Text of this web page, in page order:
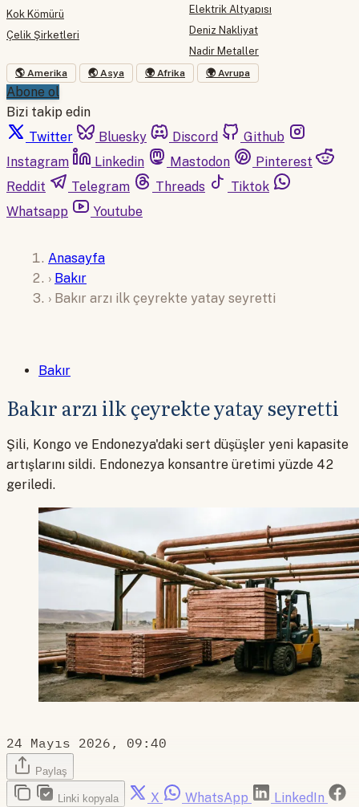
Kok Kömürü
Çelik Şirketleri
Elektrik Altyapısı
Deniz Nakliyat
Nadir Metaller
🌎 Amerika 🌏 Asya 🌍 Afrika 🌍 Avrupa
Abone ol
Bizi takip edin
Twitter
Bluesky Discord
Github
Instagram
Linkedin Mastodon
Pinterest
Reddit
Telegram Threads
Tiktok
Whatsapp
Youtube
Anasayfa
› Bakır
› Bakır arzı ilk çeyrekte yatay seyretti
Bakır
Bakır arzı ilk çeyrekte yatay seyretti
Şili, Kongo ve Endonezya'daki sert düşüşler yeni kapasite
artışlarını sildi. Endonezya konsantre üretimi yüzde 42
geriledi.
24 Mayıs 2026, 09:40
Paylaş
Linki kopyala X WhatsApp
LinkedIn